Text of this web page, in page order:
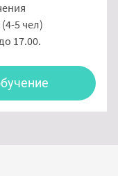
5 чел)
17.00.